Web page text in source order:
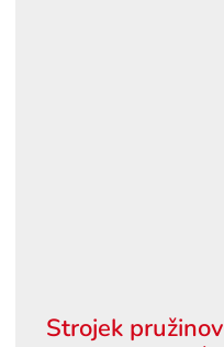
Strojek